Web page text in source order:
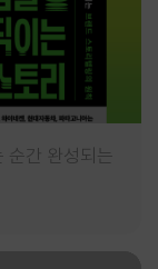
순간 완성되는